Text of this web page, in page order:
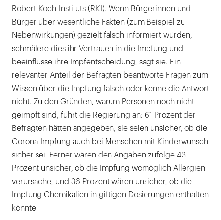
Robert-Koch-Instituts (RKI). Wenn Bürgerinnen und
Bürger über wesentliche Fakten (zum Beispiel zu
Nebenwirkungen) gezielt falsch informiert würden,
schmälere dies ihr Vertrauen in die Impfung und
beeinflusse ihre Impfentscheidung, sagt sie. Ein
relevanter Anteil der Befragten beantworte Fragen zum
Wissen über die Impfung falsch oder kenne die Antwort
nicht. Zu den Gründen, warum Personen noch nicht
geimpft sind, führt die Regierung an: 61 Prozent der
Befragten hätten angegeben, sie seien unsicher, ob die
Corona-Impfung auch bei Menschen mit Kinderwunsch
sicher sei. Ferner wären den Angaben zufolge 43
Prozent unsicher, ob die Impfung womöglich Allergien
verursache, und 36 Prozent wären unsicher, ob die
Impfung Chemikalien in giftigen Dosierungen enthalten
könnte.